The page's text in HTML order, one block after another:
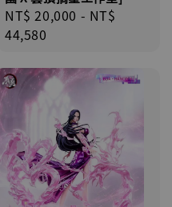
Regular
price
NT$ 20,000 - NT$
44,580